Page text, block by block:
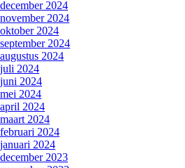
december 2024
november 2024
oktober 2024
september 2024
augustus 2024
juli 2024
juni 2024
mei 2024
april 2024
maart 2024
februari 2024
januari 2024
december 2023